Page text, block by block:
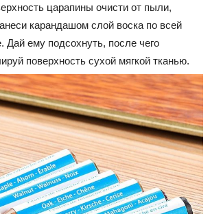
царапины очисти от пыли,
карандашом слой воска по всей
Дай ему подсохнуть, после чего
поверхность сухой мягкой тканью.